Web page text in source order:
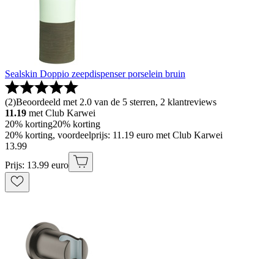
Sealskin Doppio zeepdispenser porselein bruin
(2)Beoordeeld met 2.0 van de 5 sterren, 2 klantreviews
11.19 met Club Karwei
20% korting20% korting
20% korting, voordeelprijs: 11.19 euro met Club Karwei
13.99
Prijs: 13.99 euro